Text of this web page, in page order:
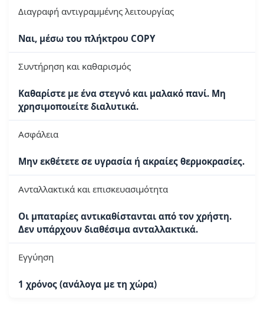
Διαγραφή αντιγραμμένης λειτουργίας
Ναι, μέσω του πλήκτρου COPY
Συντήρηση και καθαρισμός
Καθαρίστε με ένα στεγνό και μαλακό πανί. Μη
χρησιμοποιείτε διαλυτικά.
Ασφάλεια
Μην εκθέτετε σε υγρασία ή ακραίες θερμοκρασίες.
Ανταλλακτικά και επισκευασιμότητα
Οι μπαταρίες αντικαθίστανται από τον χρήστη.
Δεν υπάρχουν διαθέσιμα ανταλλακτικά.
Εγγύηση
1 χρόνος (ανάλογα με τη χώρα)